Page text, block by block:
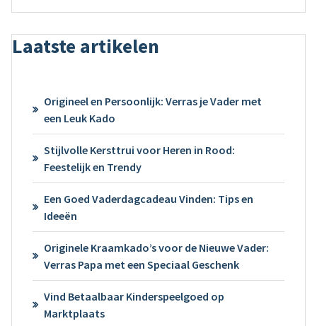
Laatste artikelen
Origineel en Persoonlijk: Verras je Vader met
een Leuk Kado
Stijlvolle Kersttrui voor Heren in Rood:
Feestelijk en Trendy
Een Goed Vaderdagcadeau Vinden: Tips en
Ideeën
Originele Kraamkado’s voor de Nieuwe Vader:
Verras Papa met een Speciaal Geschenk
Vind Betaalbaar Kinderspeelgoed op
Marktplaats